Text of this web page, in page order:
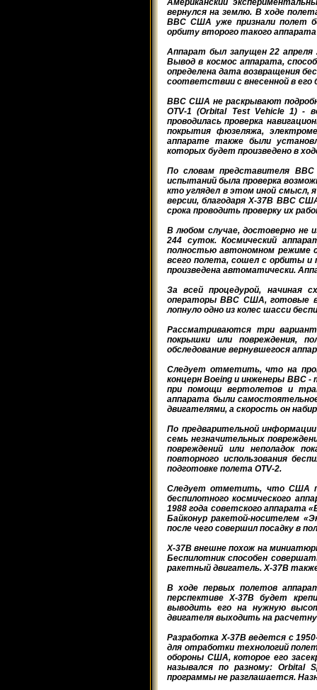
Американский
вернулся на землю. В ходе
ВВС США уже признали полет
орбиту второго такого
Аппарат был запущен 22 апреля
Вывод в космос аппарата,
определена дата возвращения
соответствии с внесенной в
ВВС США не раскрывают
OTV-1 (Orbital Test Vehicle 1) -
проводилась проверка
покрытия фюзеляжа,
аппарате также были
которых будет произведено в
По словам представителя ВВС
испытаний была проверка
кто углядел в этом иной смысл,
версии, благодаря X-37B ВВС
срока проводить проверку их
В любом случае, достоверно не
244 суток. Космический
полностью автономном режиме
всего полета, сошел с орбиты и
произведена автоматически.
За всей процедурой, начиная
операторы ВВС США, готовые
лопнуло одно из колес шасси
Рассматриваются три
покрышки или повреждения,
обследование вернувшегося
Следует отметить, что на
концерн Boeing и инженеры ВВС
при помощи вертолетов и
аппарата были
двигателями, а скорость он
По предварительной
семь незначительных
повреждений или неполадок
повторного использования
подготовке полета OTV-2.
Следует отметить, что США
беспилотного космического
1988 года советского аппарата
Байконур ракетой-носителем
после чего совершил посадку в
X-37B внешне похож на
Беспилотник способен
ракетный двигатель. X-37B
В ходе первых полетов
перспективе X-37B будет
выводить его на нужную
двигателя выходить на
Разработка X-37B ведется с
для отработки технологий
обороны США, которое его
назывался по разному: Orbital
программы не разглашается.